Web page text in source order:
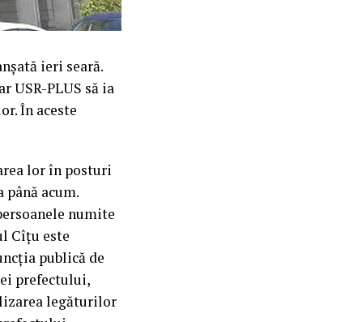
ieri seară.
USR-PLUS să ia
În aceste
lor în posturi
acum.
numite
Cîțu este
publică de
prefectului,
legăturilor